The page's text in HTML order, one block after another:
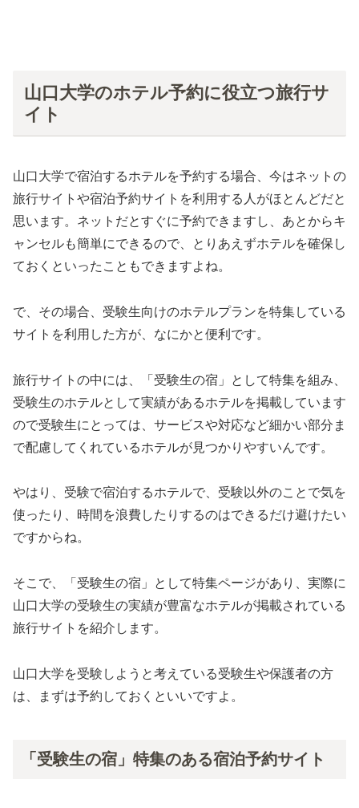
山口大学のホテル予約に役立つ旅行サ
イト
山口大学で宿泊するホテルを予約する場合、今はネットの
旅行サイトや宿泊予約サイトを利用する人がほとんどだと
思います。ネットだとすぐに予約できますし、あとからキ
ャンセルも簡単にできるので、とりあえずホテルを確保し
ておくといったこともできますよね。
で、その場合、受験生向けのホテルプランを特集している
サイトを利用した方が、なにかと便利です。
旅行サイトの中には、「受験生の宿」として特集を組み、
受験生のホテルとして実績があるホテルを掲載しています
ので受験生にとっては、サービスや対応など細かい部分ま
で配慮してくれているホテルが見つかりやすいんです。
やはり、受験で宿泊するホテルで、受験以外のことで気を
使ったり、時間を浪費したりするのはできるだけ避けたい
ですからね。
そこで、「受験生の宿」として特集ページがあり、実際に
山口大学の受験生の実績が豊富なホテルが掲載されている
旅行サイトを紹介します。
山口大学を受験しようと考えている受験生や保護者の方
は、まずは予約しておくといいですよ。
「受験生の宿」特集のある宿泊予約サイト